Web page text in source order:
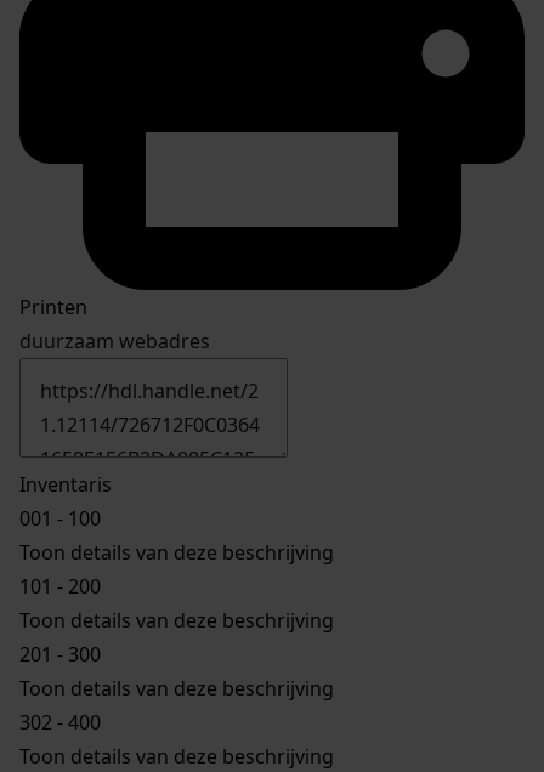
Printen
duurzaam webadres
Inventaris
001 - 100
Toon details van deze beschrijving
101 - 200
Toon details van deze beschrijving
201 - 300
Toon details van deze beschrijving
302 - 400
Toon details van deze beschrijving